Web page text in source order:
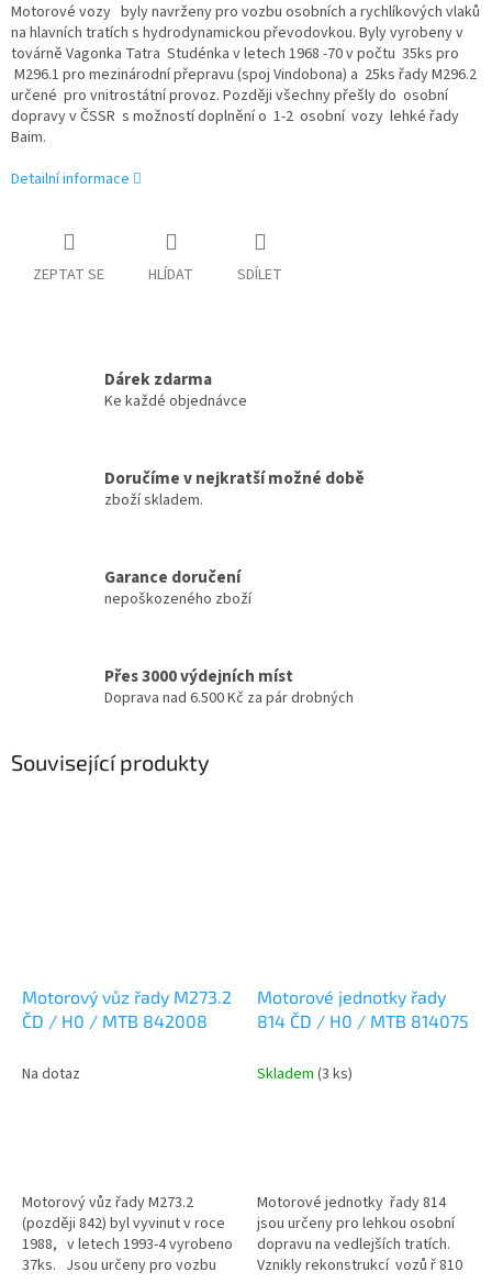
Motorové vozy byly navrženy pro vozbu osobních a rychlíkových vlaků
na hlavních tratích s hydrodynamickou převodovkou. Byly vyrobeny v
továrně Vagonka Tatra Studénka v letech 1968 -70 v počtu 35ks pro
M296.1 pro mezinárodní přepravu (spoj Vindobona) a 25ks řady M296.2
určené pro vnitrostátní provoz. Později všechny přešly do osobní
dopravy v ČSSR s možností doplnění o 1-2 osobní vozy lehké řady
Baim.
Detailní informace
ZEPTAT SE HLÍDAT SDÍLET
Dárek zdarma
Ke každé objednávce
Doručíme v nejkratší možné době
zboží skladem.
Garance doručení
nepoškozeného zboží
Přes 3000 výdejních míst
Doprava nad 6.500 Kč za pár drobných
Související produkty
Motorový vůz řady M273.2
ČD / H0 / MTB 842008
Na dotaz
Motorový vůz řady M273.2
(později 842) byl vyvinut v roce
1988, v letech 1993-4 vyrobeno
37ks. Jsou určeny pro vozbu
Motorové jednotky řady
814 ČD / H0 / MTB 814075
Skladem (3 ks)
Motorové jednotky řady 814
jsou určeny pro lehkou osobní
dopravu na vedlejších tratích.
Vznikly rekonstrukcí vozů ř 810